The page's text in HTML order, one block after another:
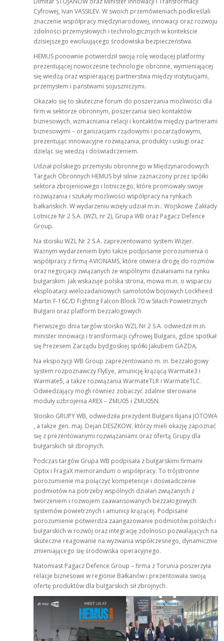
Cyfrowej, Ivan VASSILEV. W swoich przemówieniach podkreślali
znaczenie współpracy międzynarodowej, innowacji oraz rozwoju
zdolności przemysłowych i technologicznych w kontekście
dzisiejszego ewoluującego środowiska bezpieczeństwa.
HEMUS ponownie potwierdził swoją rolę wiodącej platformy
prezentującej nowoczesne technologie obronne, wymieniającej
się wiedzą oraz wspierającej partnerstwa między instytucjami,
przemysłem i państwami sojuszniczymi.
Okazało się to skuteczne forum do poszerzania możliwości dla
firm w sektorze obronnym, poszerzania sieci kontaktów
biznesowych, wzmacniania relacji i kontaktów między partnerami
biznesowymi – organizacjami rządowymi i pozarządowymi,
prezentując innowacyjne rozwiązania, produkty i usługi oraz
dzieląc się wiedzą i doświadczeniem.
Udział polskiego przemysłu obronnego w Międzynarodowych
Targach Obronnych HEMUS był silnie zaznaczony przez spółki
sektora zbrojeniowego i lotniczego, które promowały swoje
rozwiązania i szukały możliwości współpracy na rynkach
bałkańskich. W wydarzeniu wzięły udział m.in.: Wojskowe Zakłady
Lotnicze Nr 2 S.A. (WZL nr 2), Grupa WB oraz Pagacz Defence
Group.
Na stoisku WZL Nr 2 S.A. zaprezentowano system Wizjer.
Ważnym wydarzeniem było także podpisanie porozumienia o
współpracy z firmą AVIONAMS, które otwiera drogę do rozmów
oraz negocjacji związanych ze wspólnymi działaniami na rynku
bułgarskim. Jak wskazuje polska strona, mowa m.in. o wsparciu
eksploatacji wielozadaniowych samolotów bojowych Lockheed
Martin F-16C/D Fighting Falcon Block 70 w Siłach Powietrznych
Bułgarii oraz platform bezzałogowych
Pierwszego dnia targów stoisko WZL Nr 2 S.A. odwiedził m.in.
minister innowacji i transformacji cyfrowej Bułgarii, gdzie spotkał
się Prezesem Zarządu bydgoskiej spółki Jakubem GAZDĄ.
Na ekspozycji WB Group zaprezentowano m. in. bezzałogowy
system rozpoznawczy FlyEye, amunicję krążącą Warmate3 i
Warmate5, a także rozwiązania WarmateTLR i WarmateTLC.
Odwiedzający mogli również zobaczyć zdalnie sterowane
moduły uzbrojenia AREX – ZMU05 i ZMU05N.
Stoisko GRUPY WB, odwiedziła prezydent Bułgarii Ilijana JOTOWA
, a także gen. maj. Dejan DESZKOW, którzy mieli okazję zapoznać
się z prezentowanymi rozwiązaniami oraz ofertą Grupy dla
bułgarskich sił zbrojnych.
Podczas targów Grupa WB podpisała z bułgarskimi firmami
Optix i FragaX memorandum o współpracy. To trójstronne
porozumienie ma połączyć kompetencje i doświadczenie
podmiotów na potrzeby wspólnych działań związanych z
tworzeniem i rozwojem zaawansowanych bezzałogowych
systemów powietrznych i amunicji krążącej. Podpisane
porozumienie potwierdza zaangażowanie podmiotów polskich i
bułgarskich w rozwój oraz integrację zdolności pozwalających na
skuteczne reagowanie na wyzwania współczesnego, dynamicznie
zmieniającego się środowiska operacyjnego.
Natomiast Pagacz Defence Group – firma z Torunia poszerzyła
relacje biznesowe w regionie Bałkanów i prezentowała swoją
ofertę produktów dla bułgarskich sił zbrojnych.